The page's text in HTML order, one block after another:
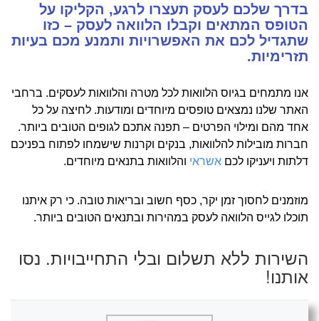
בדרך שלכם לעסק תעצרו לרגע, הקליקו על
הטופס המתאים וקבלו הלוואה לעסק – כזו
שתגדיל לכם את האפשרויות ותמנע מכם בעיות
תזרימיות.
אנו מתמחים בגיוס הלוואות לכל מטרה והלוואות לעסקים. ברחבי
האתר שלנו נמצאים טופסים מיוחדים ומודעות. לחיצה על כל
אחד מהם ומילוי הפרטים – תפנה אתכם לגופים הטובים ביותר.
חברות מובילות להלוואות, בנקים וקרנות שישמחו לפתוח בפניכם
דלתות ויעניקו לכם אשראי והלוואות בתנאים מיוחדים.
מוזמנים לחסוך זמן יקר, כסף חשוב ובריאות טובה. כי רק איתנו
תוכלו לגייס הלוואה לעסק במהירות ובתנאים הטובים ביותר.
השירות ללא תשלום ובלי התחייבויות. נסו
אותנו!